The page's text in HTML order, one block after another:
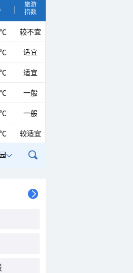
旅游
指数
较不宜
适宜
适宜
一般
一般
较适宜